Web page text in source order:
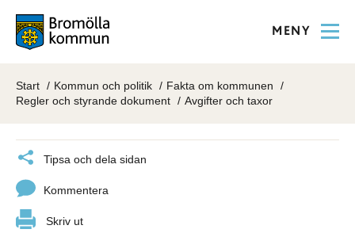
MENY
Start Kommun och politik
Fakta om kommunen
Regler och styrande dokument
Avgifter och taxor
Tipsa och dela sidan
Kommentera
Skriv ut